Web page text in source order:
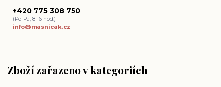
Zboží zařazeno v kategoriích
+420 775 308 750
(Po-Pá, 8-16 hod.)
info@masnicak.cz